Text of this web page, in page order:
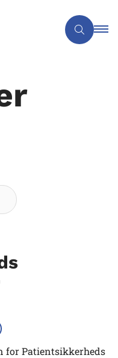
for Patientsikkerheds